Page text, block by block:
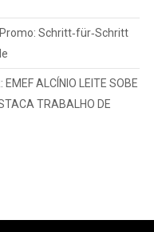
Schritt‑für‑Schritt
ALCÍNIO LEITE SOBE
TRABALHO DE